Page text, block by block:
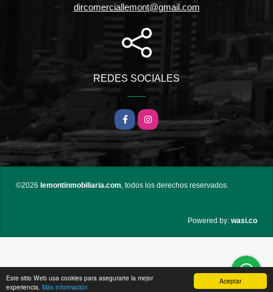
Aceptar
Este sitio Web usa cookies para asegurarte la mejor
experiencia. Más información
dircomerciallemont@gmail.com
REDES SOCIALES
Facebook
Instagram
©2026 lemontinmobiliaria.com, todos los derechos reservados.
Powered by: wasi.co